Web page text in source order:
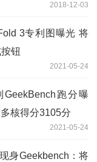
2018-12-03
3专利图曝光 将
钮
2021-05-24
GeekBench跑分曝
核得分3105分
2021-05-24
身Geekbench：将